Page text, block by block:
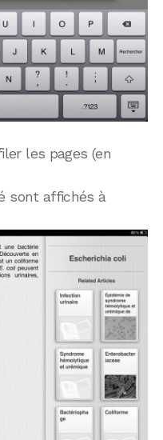
les pages (en
sont affichés à